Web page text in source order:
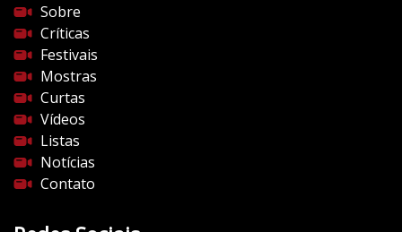
Sobre
Críticas
Festivais
Mostras
Curtas
Vídeos
Listas
Notícias
Contato